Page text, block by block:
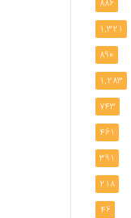
886
1,321
890
1,283
743
461
391
218
46